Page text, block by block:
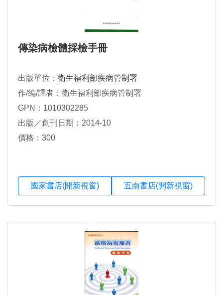
傳染病檢體採檢手冊
出版單位： 衛生福利部疾病管制署
作/編/譯者：衛生福利部疾病管制署
GPN：1010302285
出版／創刊日期：2014-10
價格：300
國家書店(開新視窗) 五南書店(開新視窗)